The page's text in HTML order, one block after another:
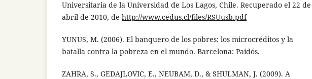
Universitaria de la Universidad de Los Lagos, Chile. Recuperado el 22 de
abril de 2010, de http://www.cedus.cl/files/RSUusb.pdf
YUNUS, M. (2006). El banquero de los pobres: los microcréditos y la
batalla contra la pobreza en el mundo. Barcelona: Paidós.
ZAHRA, S., GEDAJLOVIC, E., NEUBAM, D., & SHULMAN, J. (2009). A